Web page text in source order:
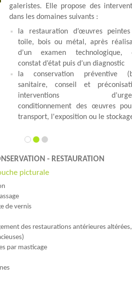
galeristes. Elle propose des
dans les domaines suivants :
la restauration d’œuvres
toile, bois ou métal, après
d’un examen technologique,
constat d’état puis d’un diagnostic
la conservation préventive
sanitaire, conseil et
interventions
conditionnement des œuvres
transport, l'exposition ou le
- RESTAURATION
picturale
de vernis
des restaurations antérieures altérées,
par masticage